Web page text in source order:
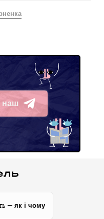
наш
— як і чому